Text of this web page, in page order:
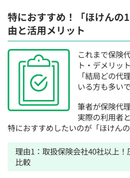
特におすすめ！「ほけんの
由と活用メリット
これまで保険
ト・デメリッ
「結局どの代
いる方も多い
筆者が保険代
実際の利用者
特におすすめしたいのが「ほけんの
理由1：取扱保険会社40社以上
比較